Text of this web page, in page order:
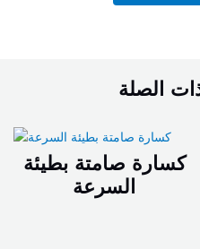
الصلة
كسارة صامتة بطيئة
السرعة